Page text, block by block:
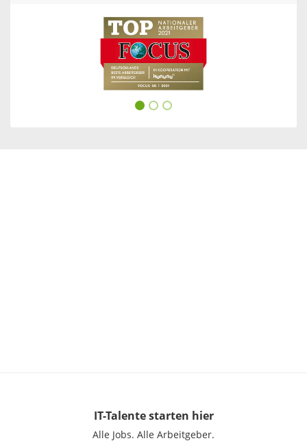
IT-Talentestarten hier
Alle Jobs. Alle Arbeitgeber.